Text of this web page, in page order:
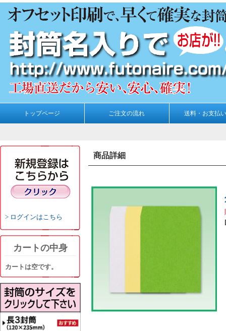
トップページ ご注文の流れ 送料・お支払
ログインはこちら
カートの中身
カートは空です。
商品詳細